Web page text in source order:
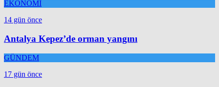
EKONOMİ
14 gün önce
Antalya Kepez’de orman yangını
GÜNDEM
17 gün önce